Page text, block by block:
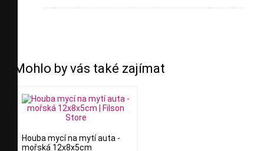
Mohlo by vás také zajímat
Houba mycí na mytí auta -
mořská 12x8x5cm